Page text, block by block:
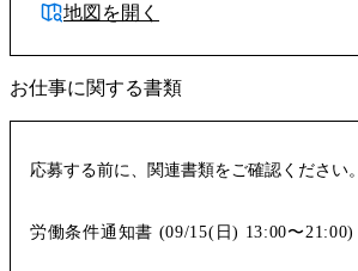
地図を開く
お仕事に関する書類
応募する前に、関連書類をご確認ください。
労働条件通知書 (09/15(日) 13:00〜21:00)